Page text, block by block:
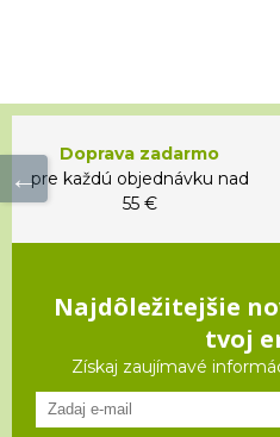
Doprava zadarmo
pre každú objednávku nad
55 €
Najdôležitejšie
tvoj
Získaj zaujímavé